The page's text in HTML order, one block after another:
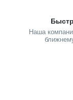
Наша